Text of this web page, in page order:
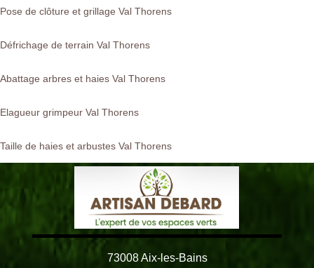
Pose de clôture et grillage Val Thorens
Défrichage de terrain Val Thorens
Abattage arbres et haies Val Thorens
Elagueur grimpeur Val Thorens
Taille de haies et arbustes Val Thorens
73008 Aix-les-Bains